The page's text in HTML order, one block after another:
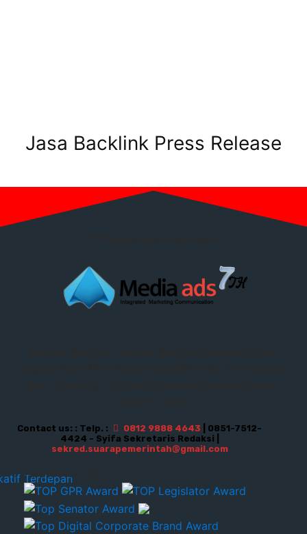
Jasa Backlink Press Release
Contact us: : Telp. : 0812 9888 4643 | 0851-7512-
4424 - Syifa Sekretaris Redaksi |
sekred.suarapemerintah@gmail.com
Award Activites